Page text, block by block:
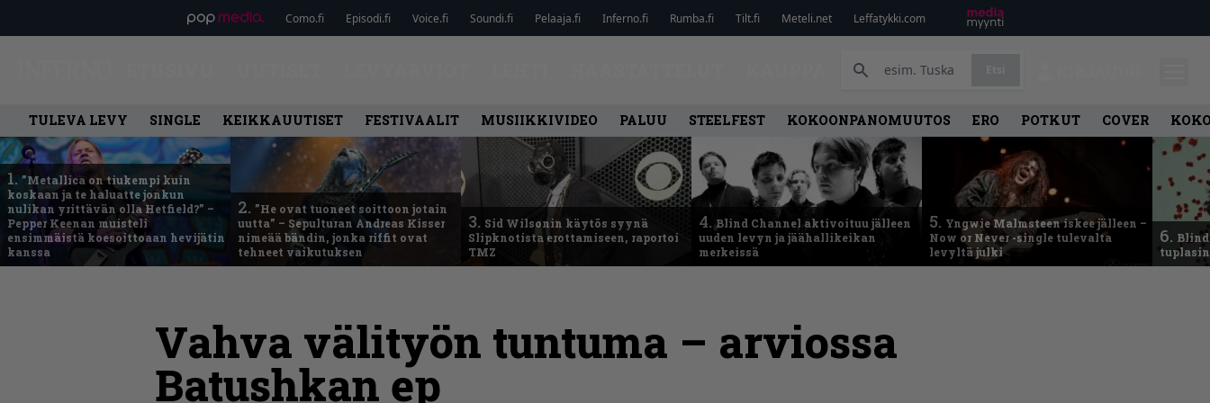
Como.fi Episodi.fi Voice.fi Soundi.fi Pelaaja.fi Inferno.fi Rumba.fi Tilt.fi Meteli.net Leffatykki.com
TULEVA LEVY SINGLE KEIKKAUUTISET FESTIVAALIT MUSIIKKIVIDEO PALUU STEELFEST KOKOONPANOMUUTOS ERO POTKUT COVER
1. ”Metallica on tiukempi kuin
koskaan ja te haluatte jonkun
nulikan yrittävän olla Hetfield?” –
Pepper Keenan muisteli
ensimmäistä koesoittoaan hevijätin
kanssa
2. ”He ovat tuoneet soittoon jotain
uutta” – Sepulturan Andreas Kisser
nimeää bändin, jonka riffit ovat
tehneet vaikutuksen
3. Sid Wilsonin käytös syynä
Slipknotista erottamiseen, raportoi
TMZ
4.Blind Channel aktivoituu jälleen
uuden levyn ja jäähallikeikan
merkeissä
5. Yngwie Malmsteen iskee jälleen –
Now or Never -single tulevalta
levyltä julki
6.
Vahva välityön tuntuma – arviossa
Batushkan ep